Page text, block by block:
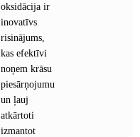
oksidācija ir
inovatīvs
risinājums,
kas efektīvi
noņem krāsu
piesārņojumu
un ļauj
atkārtoti
izmantot